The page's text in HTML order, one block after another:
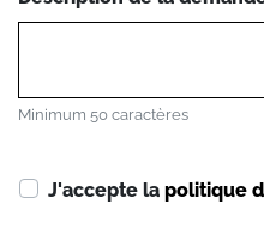
Minimum 50 caractères
J'accepte la politique